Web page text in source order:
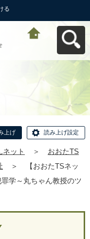
る
上げ 読み上げ設定
ネット ＞
おおたTS
＞
【おおたTSネッ
学～丸ちゃん教授のツ